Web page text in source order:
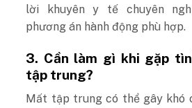
lời khuyên y tế chuyên
phương án hành động phù hợp.
3. Cần làm gì khi gặp
tập trung?
Mất tập trung có thể gây khó